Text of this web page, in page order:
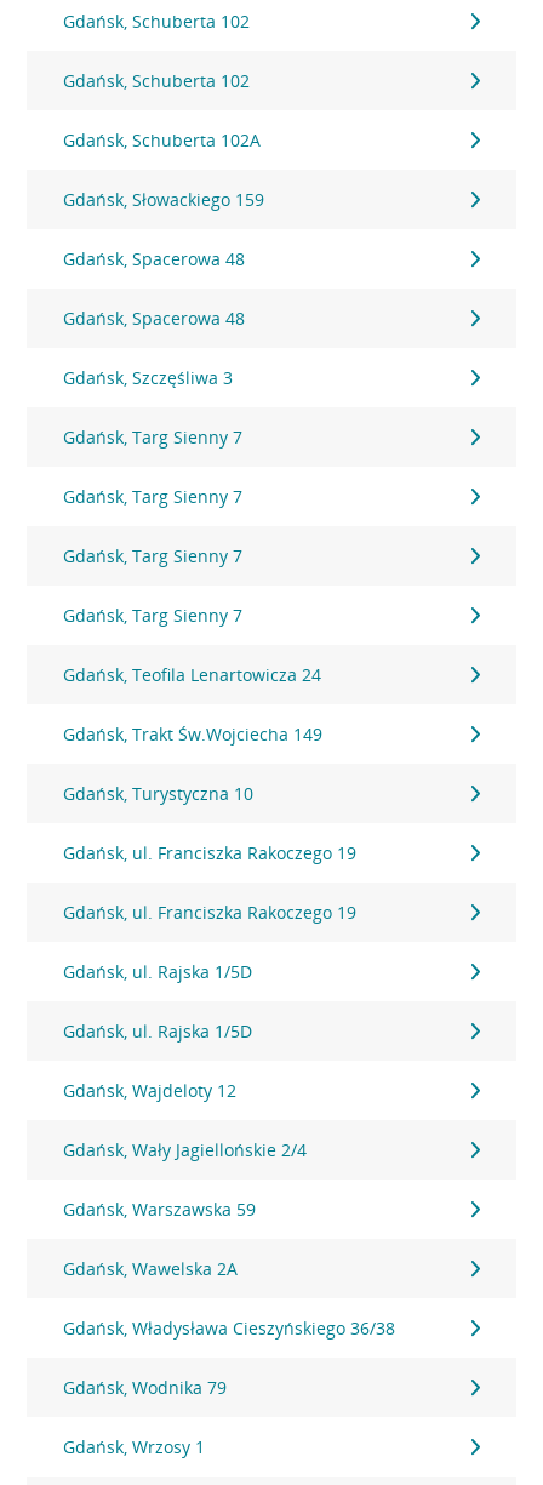
Gdańsk, Schuberta 102
Gdańsk, Schuberta 102
Gdańsk, Schuberta 102A
Gdańsk, Słowackiego 159
Gdańsk, Spacerowa 48
Gdańsk, Spacerowa 48
Gdańsk, Szczęśliwa 3
Gdańsk, Targ Sienny 7
Gdańsk, Targ Sienny 7
Gdańsk, Targ Sienny 7
Gdańsk, Targ Sienny 7
Gdańsk, Teofila Lenartowicza 24
Gdańsk, Trakt Św.Wojciecha 149
Gdańsk, Turystyczna 10
Gdańsk, ul. Franciszka Rakoczego 19
Gdańsk, ul. Franciszka Rakoczego 19
Gdańsk, ul. Rajska 1/5D
Gdańsk, ul. Rajska 1/5D
Gdańsk, Wajdeloty 12
Gdańsk, Wały Jagiellońskie 2/4
Gdańsk, Warszawska 59
Gdańsk, Wawelska 2A
Gdańsk, Władysława Cieszyńskiego 36/38
Gdańsk, Wodnika 79
Gdańsk, Wrzosy 1